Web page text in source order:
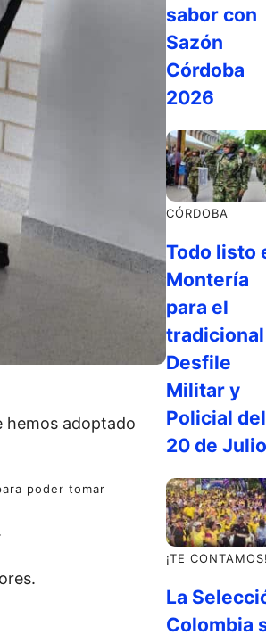
hemos adoptado
poder tomar
sabor con
Sazón
Córdoba
2026
CÓRDOBA
Todo listo
Montería
para el
tradicional
Desfile
Militar y
Policial del
20 de Julio
¡TE
La
Colombia